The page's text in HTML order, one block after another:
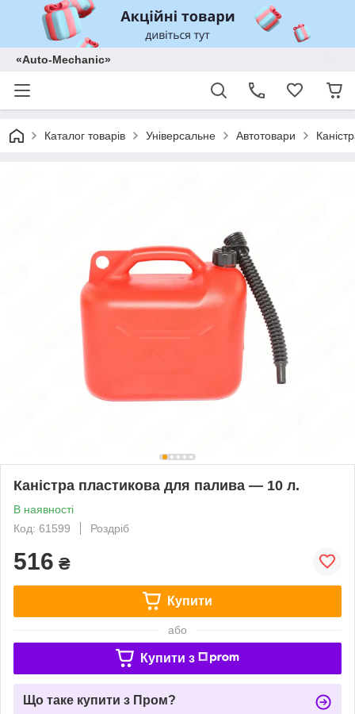
«Auto-Mechanic»
Каталог товарів Універсальне Автотовари
Каністра пластикова для палива — 10 л.
В наявності
Код: 61599
Роздріб
516 ₴
Купити
або
Купити з
Що таке купити з Пром?